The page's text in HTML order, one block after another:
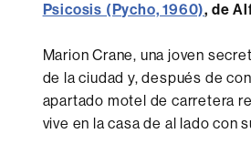
Psicosis (Pycho, 1960), de
Marion Crane, una joven
de la ciudad y, después de
apartado motel de carretera
vive en la casa de al lado con